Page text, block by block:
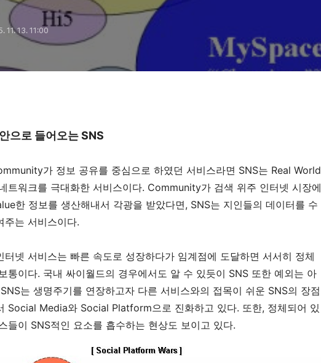
11. 13. 11:00
으로 들어오는 SNS
가 정보 공유를 중심으로 하였던 서비스라면 SNS는 Real World
트워크를 극대화한 서비스이다. Community가 검색 위주 인터넷 시장에
한 정보를 생산해내서 각광을 받았다면, SNS는 지인들의 데이터를 수
주는 서비스이다.
터넷 서비스는 빠른 속도로 성장하다가 임계점에 도달하면 서서히 정체
통이다. 국내 싸이월드의 경우에서도 알 수 있듯이 SNS 또한 예외는 아
는 생명주기를 연장하고자 다른 서비스와의 접목이 쉬운 SNS의 장점
Social Media와 Social Platform으로 진화하고 있다. 또한, 정체되어 있
들이 SNS적인 요소를 흡수하는 현상도 보이고 있다.